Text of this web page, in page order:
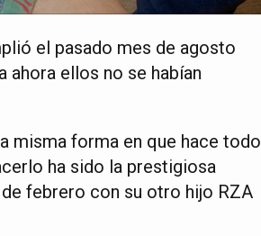
el pasado mes de agosto
ahora ellos no se habían
misma forma en que hace todo
ha sido la prestigiosa
febrero con su otro hijo RZA